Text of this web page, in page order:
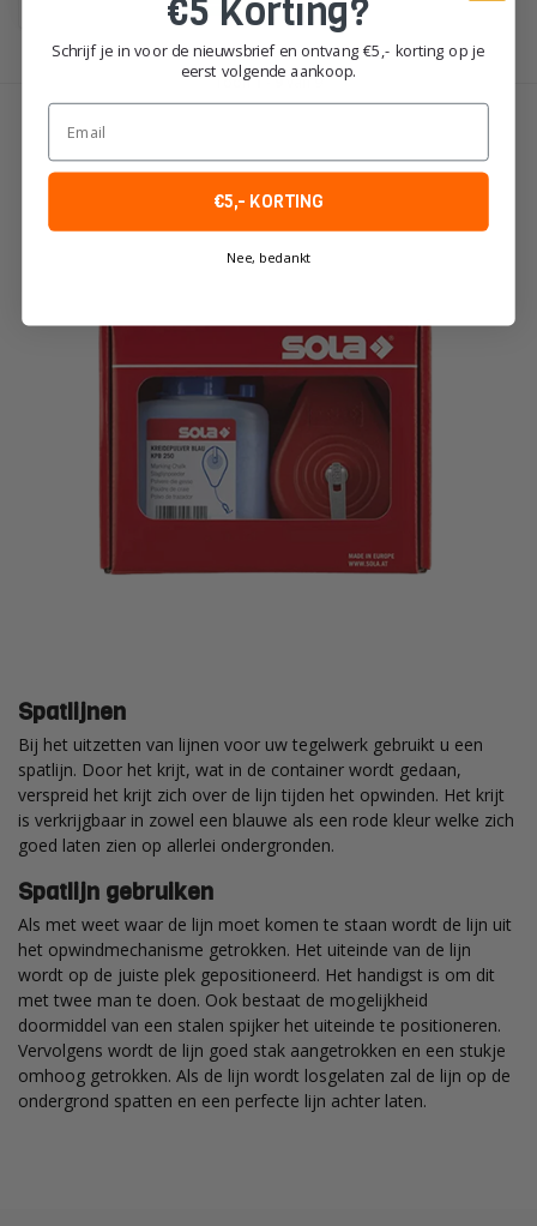
Toon1-9van 9
Spatlijnen
Bij het uitzetten van lijnen voor uw tegelwerk gebruikt u een
spatlijn. Door het krijt, wat in de container wordt gedaan,
verspreid het krijt zich over de lijn tijden het opwinden. Het krijt
is verkrijgbaar in zowel een blauwe als een rode kleur welke zich
goed laten zien op allerlei ondergronden.
Spatlijn gebruiken
Als met weet waar de lijn moet komen te staan wordt de lijn uit
het opwindmechanisme getrokken. Het uiteinde van de lijn
wordt op de juiste plek gepositioneerd. Het handigst is om dit
met twee man te doen. Ook bestaat de mogelijkheid
doormiddel van een stalen spijker het uiteinde te positioneren.
Vervolgens wordt de lijn goed stak aangetrokken en een stukje
omhoog getrokken. Als de lijn wordt losgelaten zal de lijn op de
ondergrond spatten en een perfecte lijn achter laten.
€5 Korting?
Schrijf je in voor de nieuwsbrief en ontvang €5,- korting op je
eerst volgende aankoop.
Email
€5,- KORTING
Nee, bedankt